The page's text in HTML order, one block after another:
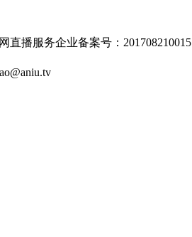
直播服务企业备案号：201708210015